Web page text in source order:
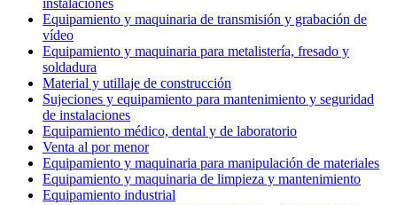
instalaciones
Equipamiento y maquinaria de transmisión y grabación de
vídeo
Equipamiento y maquinaria para metalistería, fresado y
soldadura
Material y utillaje de construcción
Sujeciones y equipamiento para mantenimiento y seguridad
de instalaciones
Equipamiento médico, dental y de laboratorio
Venta al por menor
Equipamiento y maquinaria para manipulación de materiales
Equipamiento y maquinaria de limpieza y mantenimiento
Equipamiento industrial